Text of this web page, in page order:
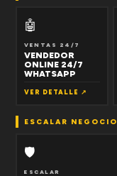
🤖
VENTAS 24/7
VENDEDOR
ONLINE 24/7
WHATSAPP
VER DETALLE ↗
ESCALAR NEGOCIO
🛡
ESCALAR